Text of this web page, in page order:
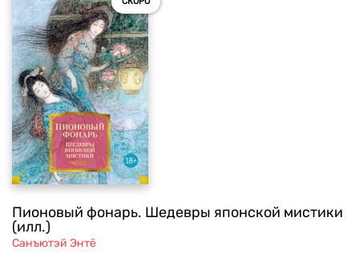
Пионовый фонарь. Шедевры японской мистики
(илл.)
Санъютэй Энтё